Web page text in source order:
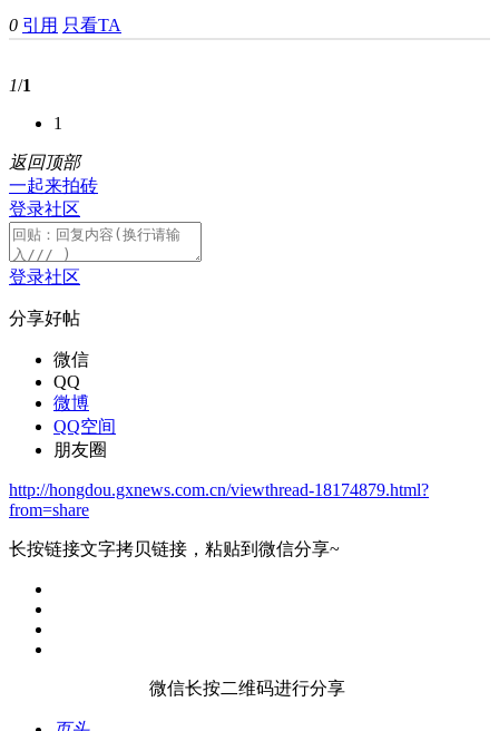
0 引用 只看TA
1/1
1
返回顶部
一起来拍砖
登录社区
登录社区
分享好帖
微信
QQ
微博
QQ空间
朋友圈
http://hongdou.gxnews.com.cn/viewthread-18174879.html?
from=share
长按链接文字拷贝链接，粘贴到微信分享~
微信长按二维码进行分享